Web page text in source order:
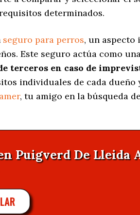
determinados.
seguro para perros, un aspecto
Este seguro actúa como
terceros en caso de
individuales de cada dueño
, tu amigo en la búsqueda
Puigverd De Lleida